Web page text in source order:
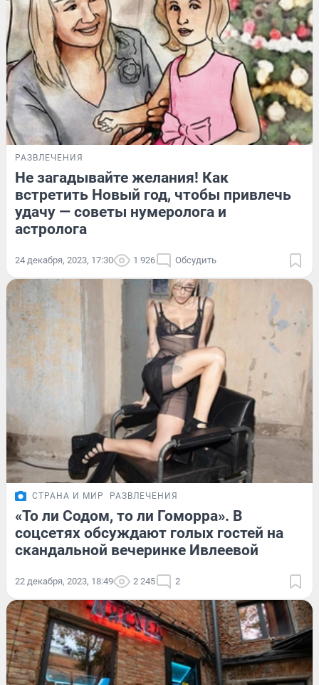
РАЗВЛЕЧЕНИЯ
Не загадывайте желания! Как
встретить Новый год, чтобы привлечь
удачу — советы нумеролога и
астролога
24 декабря, 2023, 17:30 1 926 Обсудить
СТРАНА И МИР РАЗВЛЕЧЕНИЯ
«То ли Содом, то ли Гоморра». В
соцсетях обсуждают голых гостей на
скандальной вечеринке Ивлеевой
22 декабря, 2023, 18:49 2 245 2